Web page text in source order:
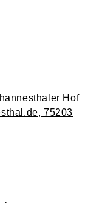
Hof
75203